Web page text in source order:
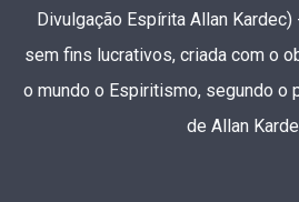
Divulgação Espírita Allan
sem fins lucrativos, criada com o
o mundo o Espiritismo, segundo o
de Allan